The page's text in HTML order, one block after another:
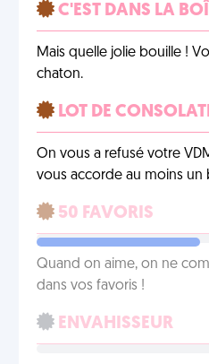
C'EST DANS LA
Mais quelle jolie bouille !
chaton.
LOT DE
On vous a refusé votre
vous accorde au moins un
50 FAVORIS
Quand on aime, on ne
dans vos favoris !
ENVAHISSEUR